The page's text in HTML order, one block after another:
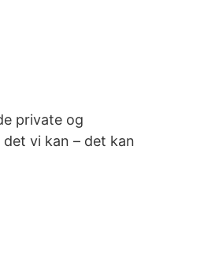
private og
vi kan – det kan